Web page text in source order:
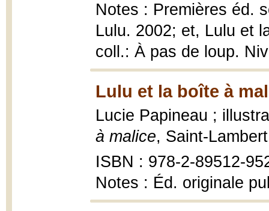
Notes : Premières éd.
Lulu. 2002; et, Lulu et
coll.: À pas de loup.
Lulu et la boîte à
Lucie Papineau ;
à malice, Saint-
ISBN : 978-2-89512-
Notes : Éd. originale